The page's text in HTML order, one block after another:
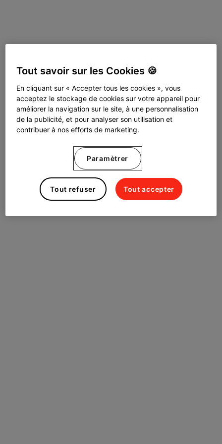
Tout savoir sur les Cookies 🍪
En cliquant sur « Accepter tous les cookies », vous
acceptez le stockage de cookies sur votre appareil pour
améliorer la navigation sur le site, à une personnalisation
de la publicité, et pour analyser son utilisation et
contribuer à nos efforts de marketing.
Paramètrer
Tout refuser Tout accepter